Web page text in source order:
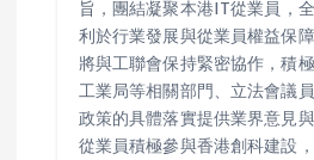
旨，團結凝聚本港IT從業員，
利於行業發展與從業員權益保
將與工聯會保持緊密協作，積
工業局等相關部門、立法會議
政策的具體落實提供業界意見
從業員積極參與香港創科建設